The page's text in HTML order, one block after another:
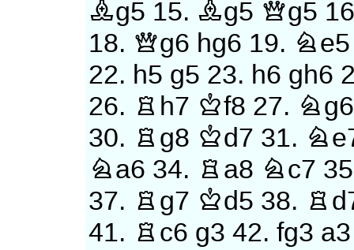
Bg5 15. Bg5 Qg5
18. Qg6 hg6 19. Ne5
22. h5 g5 23. h6 gh6
26. Rh7 Kf8 27. Ng6
30. Rg8 Kd7 31.
Na6 34. Ra8 Nc7
37. Rg7 Kd5 38.
41. Rc6 g3 42.fg3 a3